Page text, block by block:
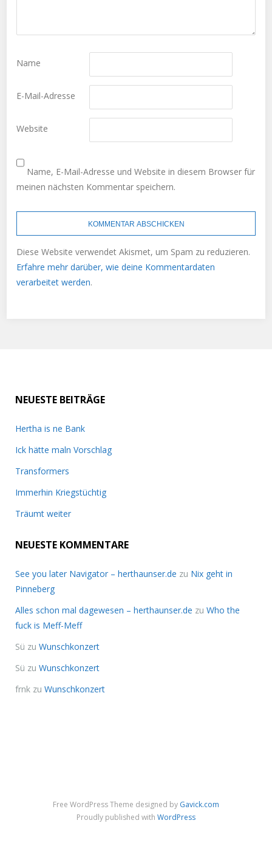
Name
E-Mail-Adresse
Website
Name, E-Mail-Adresse und Website in diesem Browser für
meinen nächsten Kommentar speichern.
Diese Website verwendet Akismet, um Spam zu reduzieren.
Erfahre mehr darüber, wie deine Kommentardaten
verarbeitet werden.
NEUESTE BEITRÄGE
Hertha is ne Bank
Ick hätte maln Vorschlag
Transformers
Immerhin Kriegstüchtig
Träumt weiter
NEUESTE KOMMENTARE
See you later Navigator – herthaunser.de zu Nix geht in
Pinneberg
Alles schon mal dagewesen – herthaunser.de zu Who the
fuck is Meff-Meff
Sü zu Wunschkonzert
Sü zu Wunschkonzert
frnk zu Wunschkonzert
Free WordPress Theme designed by Gavick.com
Proudly published with WordPress